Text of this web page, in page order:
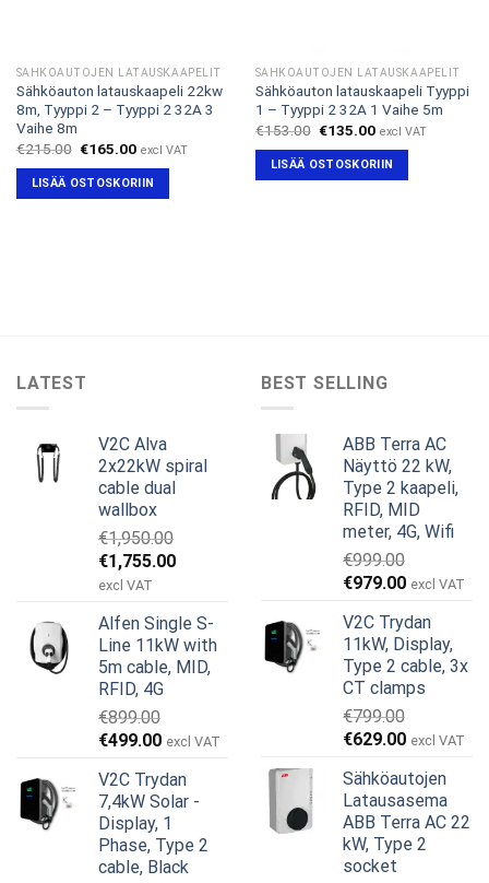
SÄHKÖAUTOJEN LATAUSKAAPELIT
Sähköauton latauskaapeli 22kw
8m, Tyyppi 2 – Tyyppi 2 32A 3
Vaihe 8m
€215.00 Alkuperäinen
oli:
€215.00.
€165.00Nykyinen
on:
€165.00.
excl VAT
LISÄÄ OSTOSKORIIN
SÄHKÖAUTOJEN LATAUSKAAPELIT
Sähköauton latauskaapeli Tyyppi
1 – Tyyppi 2 32A 1 Vaihe 5m
€153.00 Alkuperäinen
oli:
€153.00.
€135.00Nykyinen
on:
€135.00.
excl VAT
LISÄÄ OSTOSKORIIN
LATEST
V2C Alva
2x22kW spiral
cable dual
wallbox
€1,950.00
Alkuperäinen
hinta
€1,950.00.
€1,755.00Nykyinen
€1,755.00.
excl VAT
Alfen Single S-
Line 11kW with
5m cable, MID,
RFID, 4G
€899.00
Alkuperäinen
oli:
€899.00.
€499.00Nykyinen
on:
€499.00.
excl VAT
V2C Trydan
7,4kW Solar -
Display, 1
Phase, Type 2
cable, Black
BEST SELLING
ABB Terra AC
Näyttö 22 kW,
Type 2 kaapeli,
RFID, MID
meter, 4G, Wifi
€999.00
Alkuperäinen
oli:
€999.00.
€979.00Nykyinen
on:
€979.00.
excl VAT
V2C Trydan
11kW, Display,
Type 2 cable, 3x
CT clamps
€799.00
Alkuperäinen
oli:
€799.00.
€629.00Nykyinen
on:
€629.00.
excl VAT
Sähköautojen
Latausasema
ABB Terra AC 22
kW, Type 2
socket